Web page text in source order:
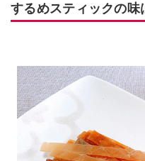
するめスティックの味